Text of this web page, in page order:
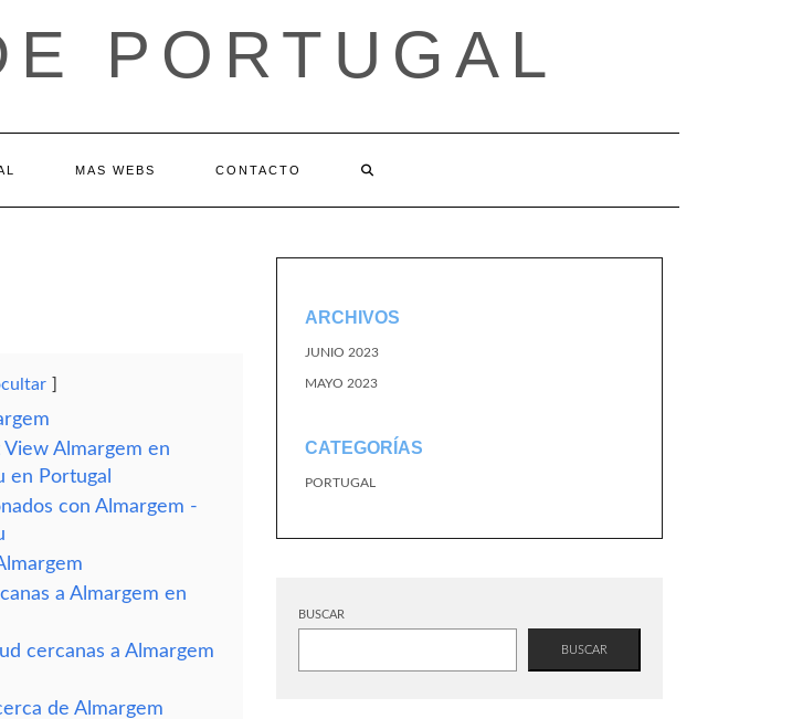
PORTUGAL
MAS WEBS CONTACTO
Almargem en
en Portugal
con Almargem -
a Almargem en
cercanas a Almargem
de Almargem
ARCHIVOS
JUNIO 2023
MAYO 2023
CATEGORÍAS
PORTUGAL
BUSCAR
BUSCAR